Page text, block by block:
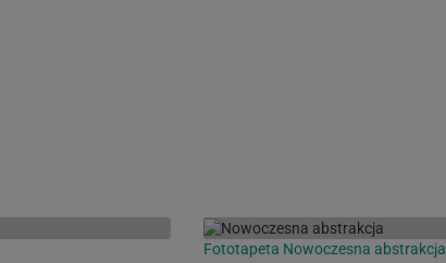
Fototapeta Nowoczesna abstrakcja